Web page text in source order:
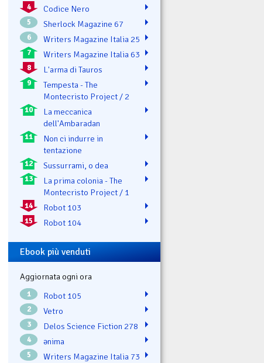
4 Codice Nero
5 Sherlock Magazine 67
6 Writers Magazine Italia 25
7 Writers Magazine Italia 63
8 L'arma di Tauros
9
Tempesta - The
Montecristo Project / 2
10
La meccanica
dell'Ambaradan
11
Non ci indurre in
tentazione
12 Sussurrami, o dea
13
La prima colonia - The
Montecristo Project / 1
14 Robot 103
15 Robot 104
Ebook più venduti
Aggiornata ogni ora
1 Robot 105
2 Vetro
3 Delos Science Fiction 278
4 ənima
5 Writers Magazine Italia 73